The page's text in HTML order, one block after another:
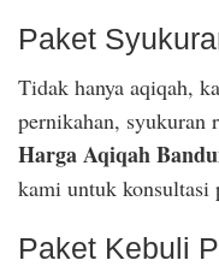
Paket
Tidak hanya aqiqah,
pernikahan, syukuran
Harga Aqiqah
kami untuk konsultasi
Paket Kebuli